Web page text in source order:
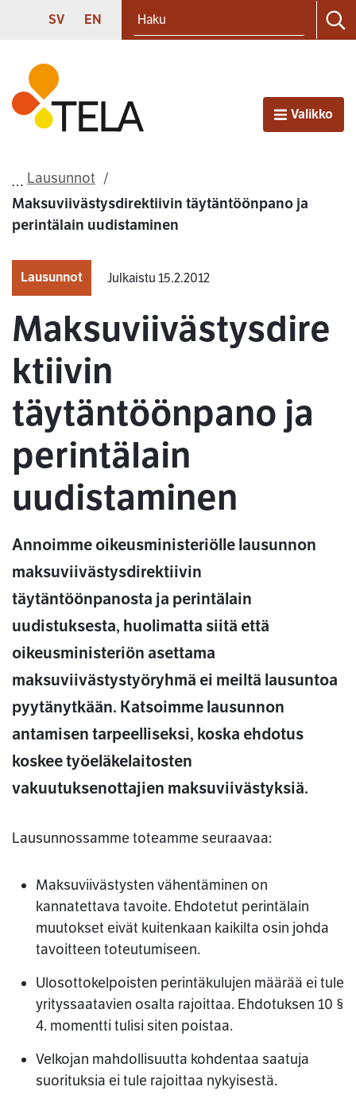
Siirry sisältöön
SVENSKA
SV ENGLISH
EN
Etusivu
AvaaValikko
Lausunnot
Maksuviivästysdirektiivin täytäntöönpano ja
perintälain uudistaminen
Lausunnot Julkaistu 15.2.2012
Maksuviivästysdire
ktiivin
täytäntöönpano ja
perintälain
uudistaminen
Annoimme oikeusministeriölle lausunnon
maksuviivästysdirektiivin
täytäntöönpanosta ja perintälain
uudistuksesta, huolimatta siitä että
oikeusministeriön asettama
maksuviivästystyöryhmä ei meiltä lausuntoa
pyytänytkään. Katsoimme lausunnon
antamisen tarpeelliseksi, koska ehdotus
koskee työeläkelaitosten
vakuutuksenottajien maksuviivästyksiä.
Lausunnossamme toteamme seuraavaa:
Maksuviivästysten vähentäminen on
kannatettava tavoite. Ehdotetut perintälain
muutokset eivät kuitenkaan kaikilta osin johda
tavoitteen toteutumiseen.
Ulosottokelpoisten perintäkulujen määrää ei tule
yrityssaatavien osalta rajoittaa. Ehdotuksen 10 §
4. momentti tulisi siten poistaa.
Velkojan mahdollisuutta kohdentaa saatuja
suorituksia ei tule rajoittaa nykyisestä.